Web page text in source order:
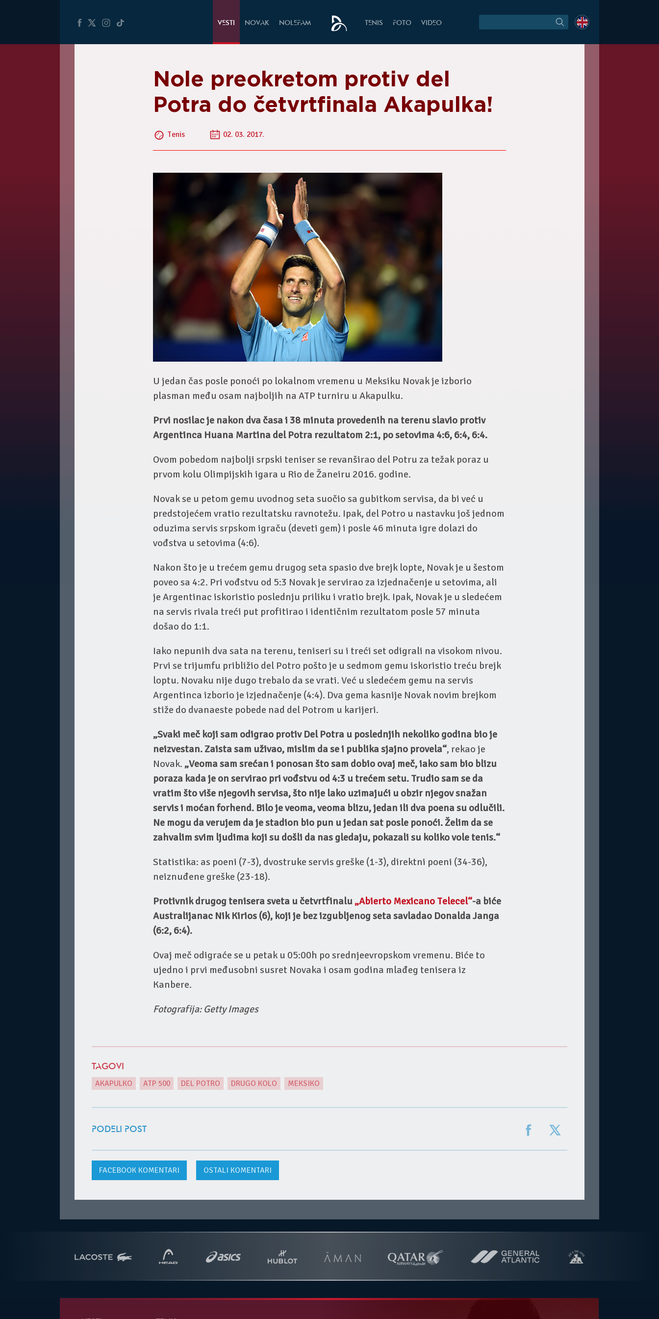
VESTI NOVAK NOLEFAM TENIS FOTO VIDEO
Nole preokretom protiv del
Potra do četvrtfinala Akapulka!
Tenis 02. 03. 2017.
U jedan čas posle ponoći po lokalnom vremenu u Meksiku Novak je izborio
plasman među osam najboljih na ATP turniru u Akapulku.
Prvi nosilac je nakon dva časa i 38 minuta provedenih na terenu slavio protiv
Argentinca Huana Martina del Potra rezultatom 2:1, po setovima 4:6, 6:4, 6:4.
Ovom pobedom najbolji srpski teniser se revanširao del Potru za težak poraz u
prvom kolu Olimpijskih igara u Rio de Žaneiru 2016. godine.
Novak se u petom gemu uvodnog seta suočio sa gubitkom servisa, da bi već u
predstojećem vratio rezultatsku ravnotežu. Ipak, del Potro u nastavku još jednom
oduzima servis srpskom igraču (deveti gem) i posle 46 minuta igre dolazi do
vođstva u setovima (4:6).
Nakon što je u trećem gemu drugog seta spasio dve brejk lopte, Novak je u šestom
poveo sa 4:2. Pri vođstvu od 5:3 Novak je servirao za izjednačenje u setovima, ali
je Argentinac iskoristio poslednju priliku i vratio brejk. Ipak, Novak je u sledećem
na servis rivala treći put profitirao i identičnim rezultatom posle 57 minuta
došao do 1:1.
Iako nepunih dva sata na terenu, teniseri su i treći set odigrali na visokom nivou.
Prvi se trijumfu približio del Potro pošto je u sedmom gemu iskoristio treću brejk
loptu. Novaku nije dugo trebalo da se vrati. Već u sledećem gemu na servis
Argentinca izborio je izjednačenje (4:4). Dva gema kasnije Novak novim brejkom
stiže do dvanaeste pobede nad del Potrom u karijeri.
„Svaki meč koji sam odigrao protiv Del Potra u poslednjih nekoliko godina bio je
neizvestan. Zaista sam uživao, mislim da se i publika sjajno provela“, rekao je
Novak. „Veoma sam srećan i ponosan što sam dobio ovaj meč, iako sam bio blizu
poraza kada je on servirao pri vođstvu od 4:3 u trećem setu. Trudio sam se da
vratim što više njegovih servisa, što nije lako uzimajući u obzir njegov snažan
servis i moćan forhend. Bilo je veoma, veoma blizu, jedan ili dva poena su odlučili.
Ne mogu da verujem da je stadion bio pun u jedan sat posle ponoći. Želim da se
zahvalim svim ljudima koji su došli da nas gledaju, pokazali su koliko vole tenis.“
Statistika: as poeni (7-3), dvostruke servis greške (1-3), direktni poeni (34-36),
neiznuđene greške (23-18).
Protivnik drugog tenisera sveta u četvrtfinalu „Abierto Mexicano Telecel“-a biće
Australijanac Nik Kirios (6), koji je bez izgubljenog seta savladao Donalda Janga
(6:2, 6:4).
Ovaj meč odigraće se u petak u 05:00h po srednjeevropskom vremenu. Biće to
ujedno i prvi međusobni susret Novaka i osam godina mlađeg tenisera iz
Kanbere.
Fotografija: Getty Images
TAGOVI
AKAPULKO ATP 500 DEL POTRO DRUGO KOLO MEKSIKO
PODELI POST
FACEBOOK KOMENTARI OSTALI KOMENTARI